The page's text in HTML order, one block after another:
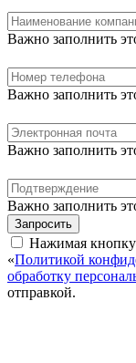
Важно заполнить
Важно заполнить
Важно заполнить
Важно заполнить
Запросить
Нажимая кнопку
«Политикой
обработку
отправкой.